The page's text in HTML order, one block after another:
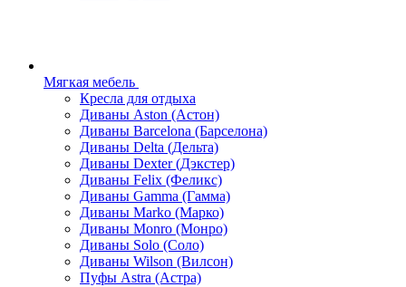
Мягкая мебель
Кресла для отдыха
Диваны Aston (Астон)
Диваны Barcelona (Барселона)
Диваны Delta (Дельта)
Диваны Dexter (Дэкстер)
Диваны Felix (Феликс)
Диваны Gamma (Гамма)
Диваны Marko (Марко)
Диваны Monro (Монро)
Диваны Solo (Соло)
Диваны Wilson (Вилсон)
Пуфы Astra (Астра)